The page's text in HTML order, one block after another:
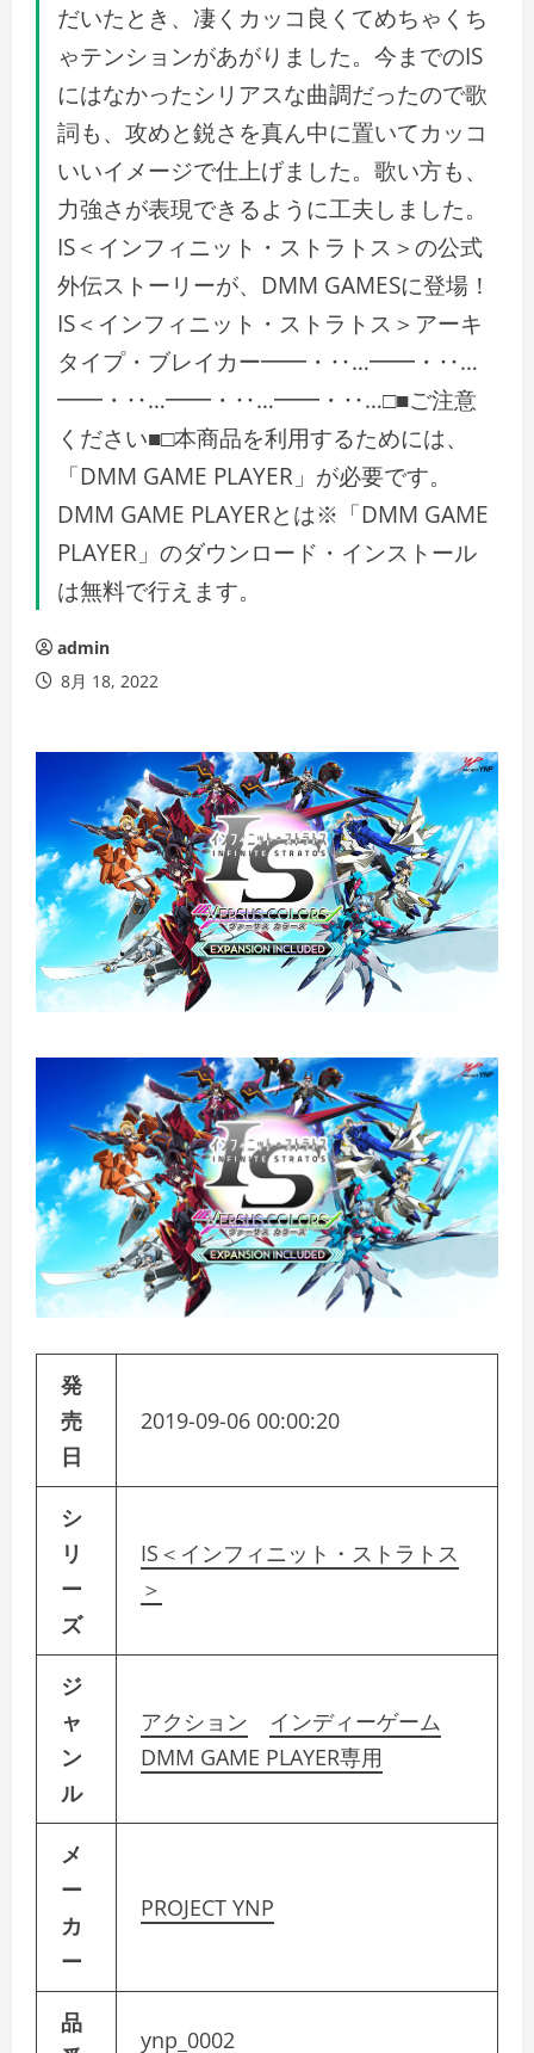
だいたとき、凄くカッコ良くてめちゃくち
ゃテンションがあがりました。今までのIS
にはなかったシリアスな曲調だったので歌
詞も、攻めと鋭さを真ん中に置いてカッコ
いいイメージで仕上げました。歌い方も、
力強さが表現できるように工夫しました。
IS＜インフィニット・ストラトス＞の公式
外伝ストーリーが、DMM GAMESに登場！
IS＜インフィニット・ストラトス＞アーキ
タイプ・ブレイカー━━・‥…━━・‥…
━━・‥…━━・‥…━━・‥…□■ご注意
ください■□本商品を利用するためには、
「DMM GAME PLAYER」が必要です。
DMM GAME PLAYERとは※「DMM GAME
PLAYER」のダウンロード・インストール
は無料で行えます。
admin
8月 18, 2022
発
売
日
2019-09-06 00:00:20
シ
リ
ー
ズ
IS＜インフィニット・ストラトス
＞
ジ
ャ
ン
ル
アクション
インディーゲーム
DMM GAME PLAYER専用
メ
ー
カ
ー
PROJECT YNP
品
ynp_0002